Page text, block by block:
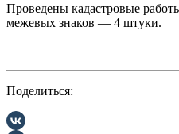
Проведены кадастровые
межевых знаков — 4 штуки.
Поделиться: